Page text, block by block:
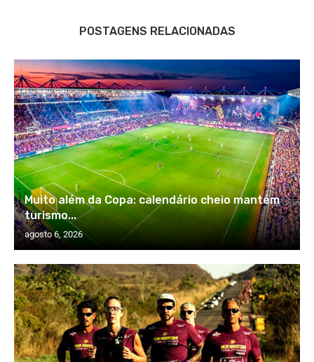
POSTAGENS RELACIONADAS
Muito além da Copa: calendário cheio mantém
turismo...
agosto 6, 2026